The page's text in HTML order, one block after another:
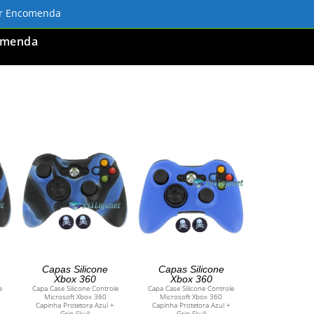
Encomenda
ADICIONAR AO
CARRINHO
Capas Silicone
Xbox 360
Capa Case Silicone Controle
Microsoft Xbox 360
Capinha Protetora Azul +
ADICIONAR AO
CARRINHO
Capas Silicone
Xbox 360
Capa Case Silicone Controle
Microsoft Xbox 360
Capinha Protetora Azul +